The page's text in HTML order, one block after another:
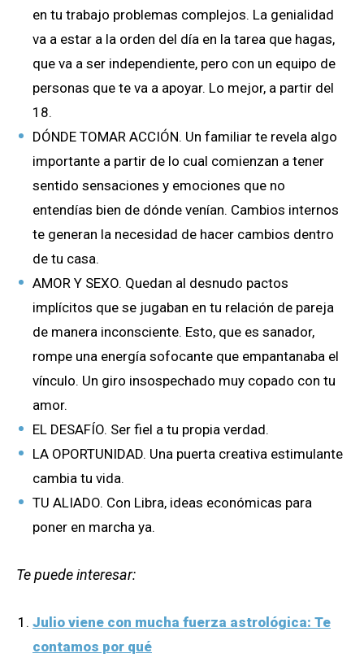
en tu trabajo problemas complejos. La genialidad
va a estar a la orden del día en la tarea que hagas,
que va a ser independiente, pero con un equipo de
personas que te va a apoyar. Lo mejor, a partir del
18.
DÓNDE TOMAR ACCIÓN. Un familiar te revela algo
importante a partir de lo cual comienzan a tener
sentido sensaciones y emociones que no
entendías bien de dónde venían. Cambios internos
te generan la necesidad de hacer cambios dentro
de tu casa.
AMOR Y SEXO. Quedan al desnudo pactos
implícitos que se jugaban en tu relación de pareja
de manera inconsciente. Esto, que es sanador,
rompe una energía sofocante que empantanaba el
vínculo. Un giro insospechado muy copado con tu
amor.
EL DESAFÍO. Ser fiel a tu propia verdad.
LA OPORTUNIDAD. Una puerta creativa estimulante
cambia tu vida.
TU ALIADO. Con Libra, ideas económicas para
poner en marcha ya.
Te puede interesar:
Julio viene con mucha fuerza astrológica: Te
contamos por qué